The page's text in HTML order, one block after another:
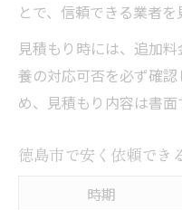
とで、信頼できる業者を
見積もり時には、追加
養の対応可否を必ず確
め、見積もり内容は書面
徳島市で安く依頼でき
時期